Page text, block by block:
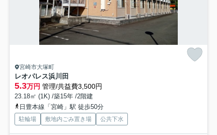
宮崎市大塚町
レオパレス浜川田
5.3万円 管理/共益費3,500円
23.18㎡ (1K) /築15年 /2階建
日豊本線「宮崎」駅 徒歩50分
駐輪場 敷地内ごみ置き場 公共下水